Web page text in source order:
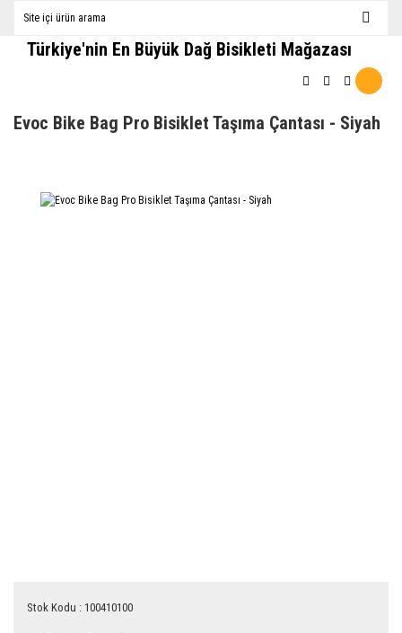
Türkiye'nin En Büyük Dağ Bisikleti Mağazası
Evoc Bike Bag Pro Bisiklet Taşıma Çantası - Siyah
Stok Kodu : 100410100